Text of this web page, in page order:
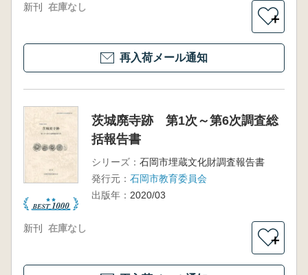
新刊 在庫なし
＋
再入荷メール通知
茨城廃寺跡 第1次～第6次調査総
括報告書
シリーズ： 石岡市埋蔵文化財調査報告書
発行元： 石岡市教育委員会
出版年： 2020/03
新刊 在庫なし
＋